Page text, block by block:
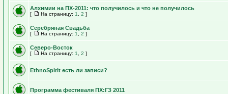
Алхимии на ПХ-2011: что получилось и что не получилось
[ На страницу: 1 2 ]
Серебряная Свадьба
[ На страницу: 1 2 ]
Северо-Восток
[ На страницу: 1 2 ]
EthnoSpirit есть ли записи?
Программа фестиваля ПХ:ГЗ 2011